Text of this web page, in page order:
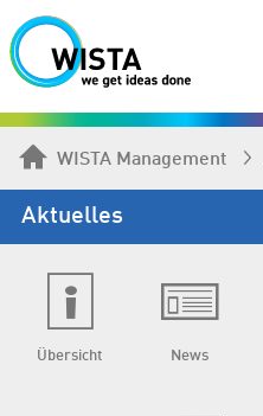
WISTA Management
Aktuelles
Übersicht News